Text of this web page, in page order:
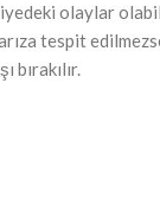
olaylar
tespit
bırakılır.